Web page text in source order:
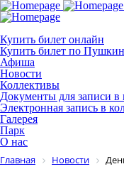
Купить билет онлайн
Купить билет по
Афиша
Новости
Коллективы
Документы для записи в
Электронная запись в
Галерея
Парк
О нас
Главная Новости